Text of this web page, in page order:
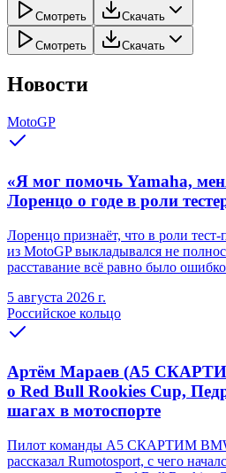
Смотреть Скачать
Смотреть Скачать
Новости
MotoGP
«Я мог помочь Yamaha,
Лоренцо о годе в роли
Лоренцо признаёт, что в роли тест-
из MotoGP выкладывался не
расставание всё равно было
5 августа 2026 г.
Российское кольцо
Артём Мараев (A5
о Red Bull Rookies Cup,
шагах в мотоспорте
Пилот команды A5 СКАРТИМ
рассказал Rumotosport, с чего